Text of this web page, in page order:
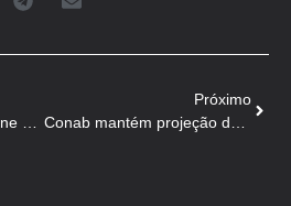
Próximo